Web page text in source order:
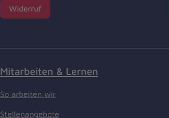
Widerruf
Mitarbeiten & Lernen
So arbeiten wir
Stellenangebote